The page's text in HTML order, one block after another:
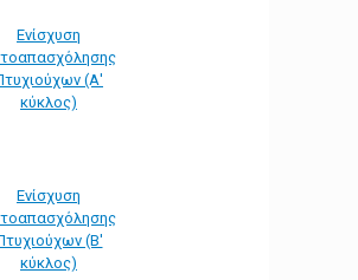
Ενίσχυση
(Α'
κύκλος)
Ενίσχυση
(Β'
κύκλος)